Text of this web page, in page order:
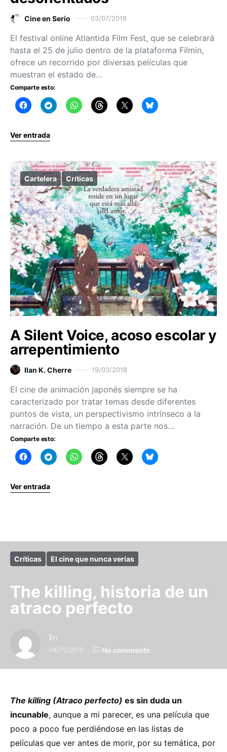
Cine en Serio 03/07/2018
El festival online Atlantida Film Fest, que se celebrará
hasta el 25 de julio dentro de la plataforma Filmin,
ofrece un recorrido por diversas películas que
muestran el estado de…
Comparte esto:
Ver entrada
Cartelera Críticas
A Silent Voice, acoso escolar y
arrepentimiento
Ilan K. Cherre 19/03/2018
El cine de animación japonés siempre se ha
caracterizado por tratar temas desde diferentes
puntos de vista, un perspectivismo intrínseco a la
narración. De un tiempo a esta parte nos…
Comparte esto:
Ver entrada
Críticas El cine que nunca verías
The killing, historia de un
atraco perfecto
Bn
04/11/2013 No comments
The killing (Atraco perfecto) es sin duda un
incunable, aunque a mi parecer, es una película que
poco a poco fue perdiéndose en las listas de
películas que ver antes de morir, por su temática, por